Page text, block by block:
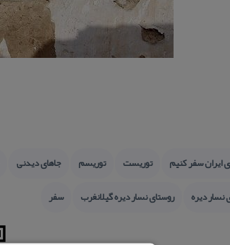
ایران سفر كنیم توریست توریسم جاهای دیدنی
نسار دیره
روستای نسار دیره گیلانغرب سفر